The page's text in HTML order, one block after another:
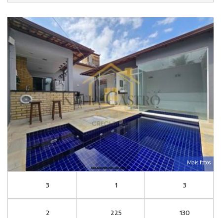
Mais fotos
3 1 3
2 225 130